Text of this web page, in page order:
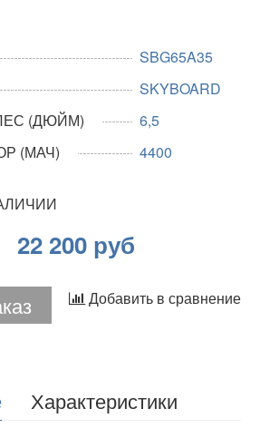
SBG65A35
SKYBOARD
(ДЮЙМ)
6,5
(МАЧ)
4400
22 200 руб
Добавить в сравнение
Характеристики